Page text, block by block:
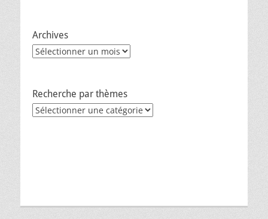
Archives
Archives
Recherche par thèmes
Recherche